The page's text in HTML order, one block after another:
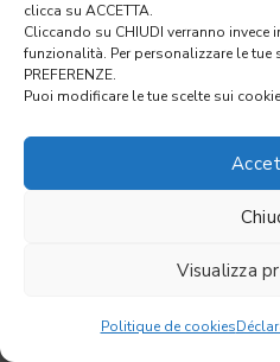
clicca su ACCETTA.
Cliccando su CHIUDI verranno
funzionalità. Per personalizzare le tue
PREFERENZE.
Puoi modificare le tue scelte sui
Visualizza
Politique de cookies
Les